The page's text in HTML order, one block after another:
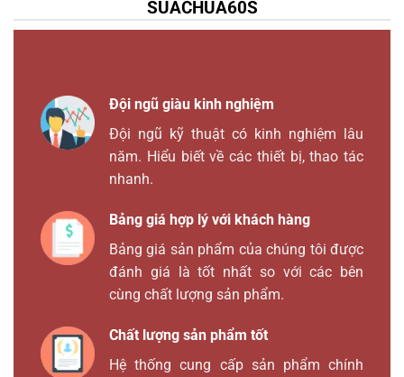
SUACHUA60S
Đội ngũ giàu kinh nghiệm
Đội ngũ kỹ thuật có kinh nghiệm lâu
năm. Hiểu biết về các thiết bị, thao tác
nhanh.
Bảng giá hợp lý với khách hàng
Bảng giá sản phẩm của chúng tôi được
đánh giá là tốt nhất so với các bên
cùng chất lượng sản phẩm.
Chất lượng sản phẩm tốt
Hệ thống cung cấp sản phẩm chính